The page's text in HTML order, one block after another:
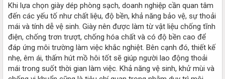
Khi lựa chọn giày dép phòng sạch, doanh nghiệp cần quan tâm
đến các yếu tố như chất liệu, độ bền, khả năng bảo vệ, sự thoải
mái và tính dễ vệ sinh. Giày nên được làm từ vật liệu chống tĩnh
điện, chống trơn trượt, chống hóa chất và có độ bền cao để
đáp ứng môi trường làm việc khắc nghiệt. Bên cạnh đó, thiết kế
nhẹ, êm ái, thấm hút mồ hôi tốt sẽ giúp người lao động thoải
mái trong suốt thời gian làm việc. Khả năng vệ sinh, khử mùi và